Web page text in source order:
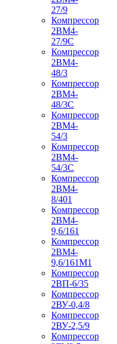
27/9
Компрессор
2ВМ4-
27/9С
Компрессор
2ВМ4-
48/3
Компрессор
2ВМ4-
48/3С
Компрессор
2ВМ4-
54/3
Компрессор
2ВМ4-
54/3С
Компрессор
2ВМ4-
8/401
Компрессор
2ВМ4-
9,6/161
Компрессор
2ВМ4-
9,6/161М1
Компрессор
2ВП-6/35
Компрессор
2ВУ-0,4/8
Компрессор
2ВУ-2,5/9
Компрессор